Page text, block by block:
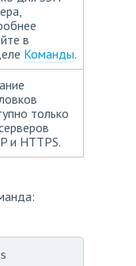
в
Команды.
только
и HTTPS.